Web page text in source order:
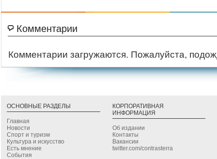
Комментарии
Комментарии загружаются. Пожалуйста,
ОСНОВНЫЕ РАЗДЕЛЫ
Главная
Новости
Спорт и туризм
Культура и искусство
Есть мнение
События
КОРПОРАТИВНАЯ
ИНФОРМАЦИЯ
Об издании
Контакты
Вакансии
twitter.com/contrasterra